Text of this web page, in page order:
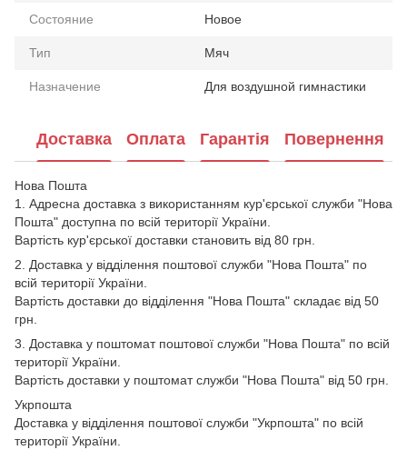
Состояние Новое
Тип Мяч
Назначение Для воздушной гимнастики
Доставка Оплата Гарантія Повернення
Нова Пошта
1. Адресна доставка з використанням кур'єрської служби "Нова
Пошта" доступна по всій території України.
Вартість кур'єрської доставки становить від 80 грн.
2. Доставка у відділення поштової служби "Нова Пошта" по
всій території України.
Вартість доставки до відділення "Нова Пошта" складає від 50
грн.
3. Доставка у поштомат поштової служби "Нова Пошта" по всій
території України.
Вартість доставки у поштомат служби "Нова Пошта" від 50 грн.
Укрпошта
Доставка у відділення поштової служби "Укрпошта" по всій
території України.